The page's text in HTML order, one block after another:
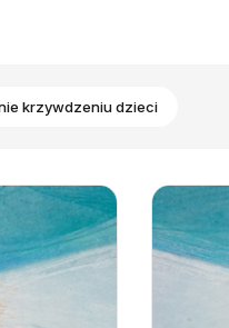
krzywdzeniu dzieci